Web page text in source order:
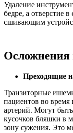
Удаление
бедре, а отверстие
сшивающим
Осложнения
Преходящие
Транзиторные
пациентов во время
артерий. Могут
кусочков бляшки в
зону сужения. Это